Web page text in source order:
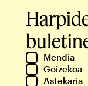
Mendia
Goizekoa
Astekaria